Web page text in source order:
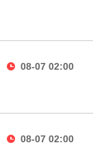
08-07 02:00
08-07 02:00